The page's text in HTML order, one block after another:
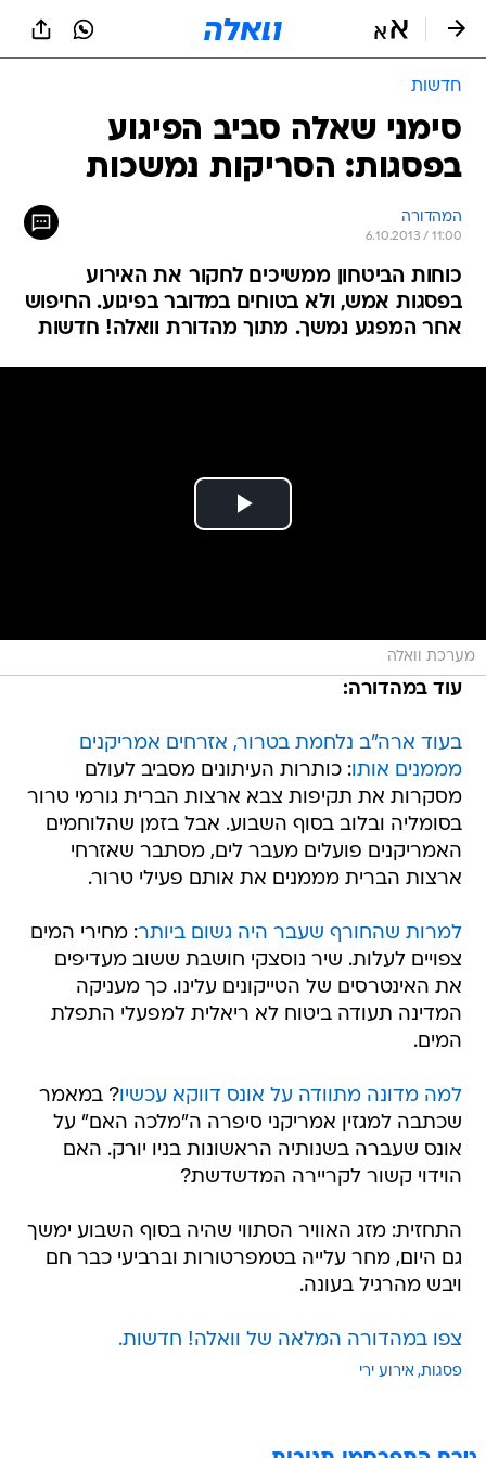
חדשות
סימני שאלה סביב הפיגוע
בפסגות: הסריקות נמשכות
המהדורה
6.10.2013 / 11:00
כוחות הביטחון ממשיכים לחקור את האירוע
בפסגות אמש, ולא בטוחים במדובר בפיגוע. החיפוש
אחר המפגע נמשך. מתוך מהדורת וואלה! חדשות
מערכת וואלה
עוד במהדורה:
בעוד ארה"ב נלחמת בטרור, אזרחים אמריקנים
מממנים אותו: כותרות העיתונים מסביב לעולם
מסקרות את תקיפות צבא ארצות הברית גורמי טרור
בסומליה ובלוב בסוף השבוע. אבל בזמן שהלוחמים
האמריקנים פועלים מעבר לים, מסתבר שאזרחי
ארצות הברית מממנים את אותם פעילי טרור.
למרות שהחורף שעבר היה גשום ביותר: מחירי המים
צפויים לעלות. שיר נוסצקי חושבת ששוב מעדיפים
את האינטרסים של הטייקונים עלינו. כך מעניקה
המדינה תעודה ביטוח לא ריאלית למפעלי התפלת
המים.
למה מדונה מתוודה על אונס דווקא עכשיו? במאמר
שכתבה למגזין אמריקני סיפרה ה"מלכה האם" על
אונס שעברה בשנותיה הראשונות בניו יורק. האם
הוידוי קשור לקריירה המדשדשת?
התחזית: מזג האוויר הסתווי שהיה בסוף השבוע ימשך
גם היום, מחר עלייה בטמפרטורות וברביעי כבר חם
ויבש מהרגיל בעונה.
צפו במהדורה המלאה של וואלה! חדשות.
פסגות אירוע ירי